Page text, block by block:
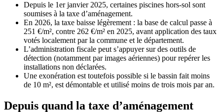
Depuis le 1er janvier 2025, certaines piscines hors-sol sont
soumises à la taxe d’aménagement.
En 2026, la taxe baisse légèrement : la base de calcul passe à
251 €/m², contre 262 €/m² en 2025, avant application des taux
votés localement par la commune et le département.
L’administration fiscale peut s’appuyer sur des outils de
détection (notamment par images aériennes) pour repérer les
installations non déclarées.
Une exonération est toutefois possible si le bassin fait moins
de 10 m², est démontable et utilisé moins de trois mois par an.
Depuis quand la taxe d’aménagement